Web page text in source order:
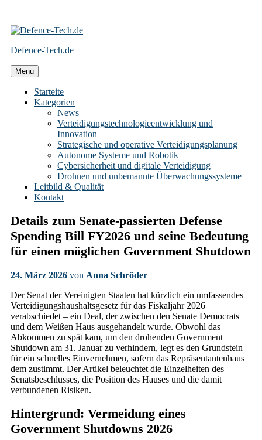
Skip
content
Defence-Tech.de
Menu
Starteite
Kategorien
News
Verteidigungstechnologieentwicklung und
Innovation
Strategische und operative Verteidigungsplanung
Autonome Systeme und Robotik
Cybersicherheit und digitale Verteidigung
Drohnen und unbemannte Überwachungssysteme
Leitbild & Qualität
Kontakt
Details zum Senate-passierten Defense
Spending Bill FY2026 und seine Bedeutung
für einen möglichen Government Shutdown
24. März 2026 von Anna Schröder
Der Senat der Vereinigten Staaten hat kürzlich ein umfassendes
Verteidigungshaushaltsgesetz für das Fiskaljahr 2026
verabschiedet – ein Deal, der zwischen den Senate Democrats
und dem Weißen Haus ausgehandelt wurde. Obwohl das
Abkommen zu spät kam, um den drohenden Government
Shutdown am 31. Januar zu verhindern, legt es den Grundstein
für ein schnelles Einvernehmen, sofern das Repräsentantenhaus
dem zustimmt. Der Artikel beleuchtet die Einzelheiten des
Senatsbeschlusses, die Position des Hauses und die damit
verbundenen Risiken.
Hintergrund: Vermeidung eines
Government Shutdowns 2026